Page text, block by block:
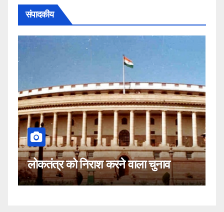
संपादकीय
निराश करने वाला चुनाव
कहीं यह सीजेआई
नहीं!